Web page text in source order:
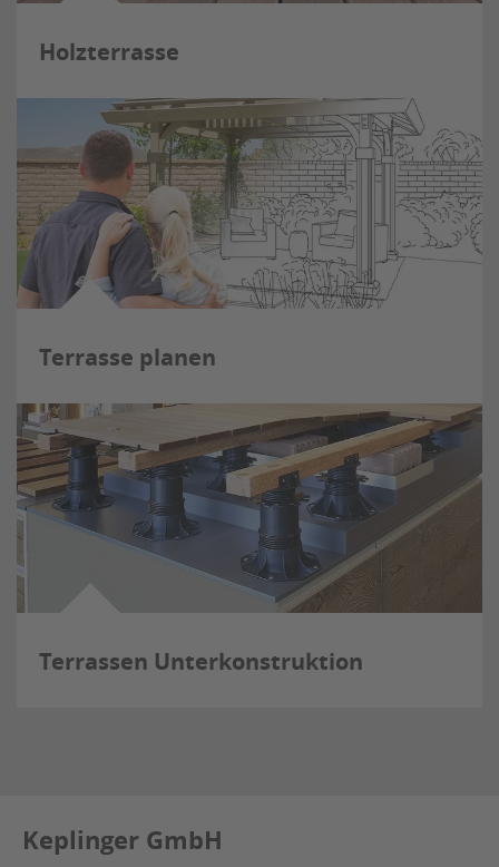
Holzterrasse
Terrasse planen
Terrassen Unterkonstruktion
Keplinger GmbH